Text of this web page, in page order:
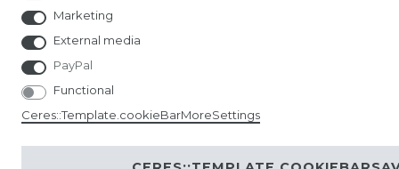
Marketing
External media
PayPal
Functional
Ceres::Template.cookieBarMoreSettings